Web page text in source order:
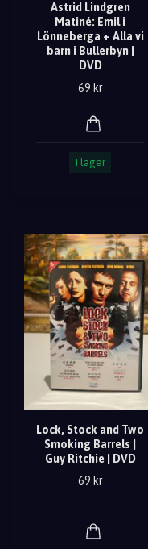
Astrid Lindgren
Matiné: Emil i
Lönneberga + Alla vi
barn i Bullerbyn |
DVD
69 kr
I lager
Lock, Stock and Two
Smoking Barrels |
Guy Ritchie | DVD
69 kr